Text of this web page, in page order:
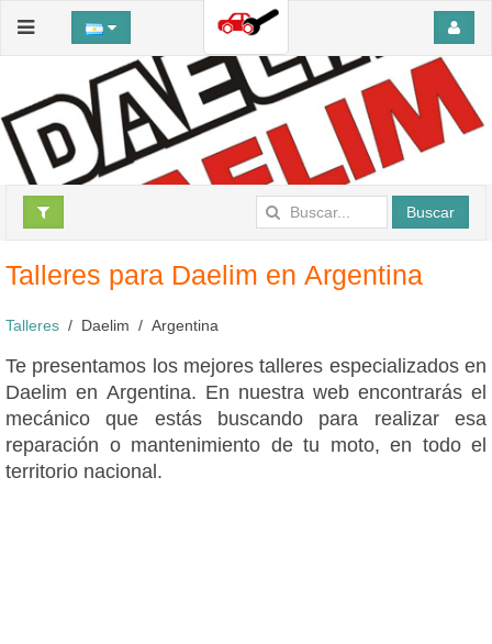
Buscar
Talleres para Daelim en Argentina
Talleres Daelim Argentina
Te presentamos los mejores talleres especializados en
Daelim en Argentina. En nuestra web encontrarás el
mecánico que estás buscando para realizar esa
reparación o mantenimiento de tu moto, en todo el
territorio nacional.